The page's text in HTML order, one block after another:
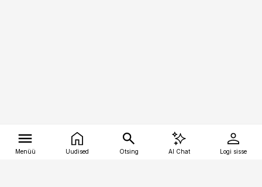
Menüü Uudised Otsing AI Chat Logi sisse